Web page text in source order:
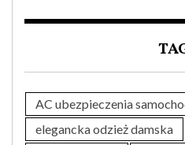
AC ubezpieczenia
elegancka odzież damska